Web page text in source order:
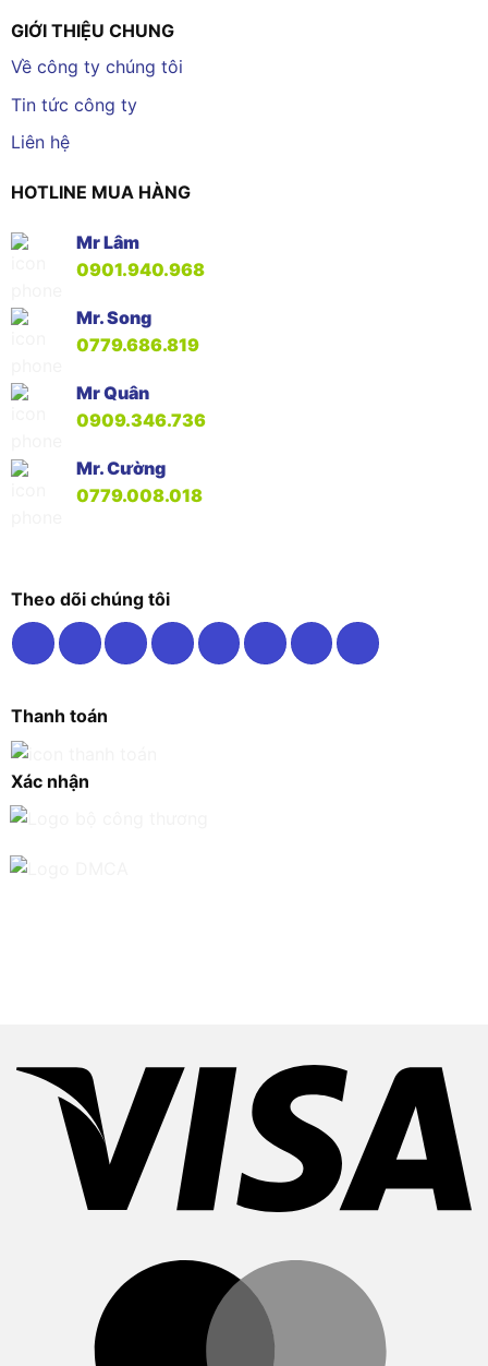
GIỚI THIỆU CHUNG
Về công ty chúng tôi
Tin tức công ty
Liên hệ
HOTLINE MUA HÀNG
Mr Lâm
0901.940.968
Mr. Song
0779.686.819
Mr Quân
0909.346.736
Mr. Cường
0779.008.018
Theo dõi chúng tôi
Thanh toán
Xác nhận